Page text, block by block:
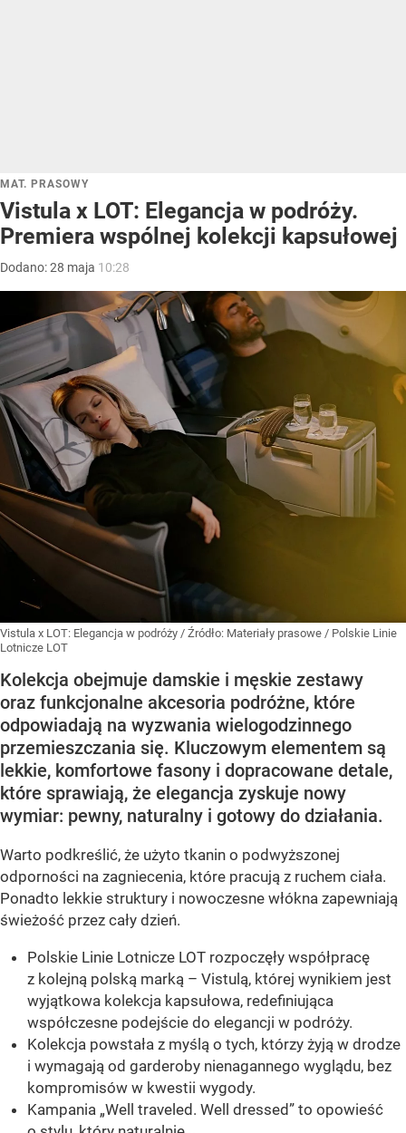
MAT. PRASOWY
Vistula x LOT: Elegancja w podróży.
Premiera wspólnej kolekcji kapsułowej
Dodano:28 maja 10:28
Vistula x LOT: Elegancja w podróży / Źródło: Materiały prasowe / Polskie Linie
Lotnicze LOT
Kolekcja obejmuje damskie i męskie zestawy
oraz funkcjonalne akcesoria podróżne, które
odpowiadają na wyzwania wielogodzinnego
przemieszczania się. Kluczowym elementem są
lekkie, komfortowe fasony i dopracowane detale,
które sprawiają, że elegancja zyskuje nowy
wymiar: pewny, naturalny i gotowy do działania.
Warto podkreślić, że użyto tkanin o podwyższonej
odporności na zagniecenia, które pracują z ruchem ciała.
Ponadto lekkie struktury i nowoczesne włókna zapewniają
świeżość przez cały dzień.
Polskie Linie Lotnicze LOT rozpoczęły współpracę
z kolejną polską marką – Vistulą, której wynikiem jest
wyjątkowa kolekcja kapsułowa, redefiniująca
współczesne podejście do elegancji w podróży.
Kolekcja powstała z myślą o tych, którzy żyją w drodze
i wymagają od garderoby nienagannego wyglądu, bez
kompromisów w kwestii wygody.
Kampania „Well traveled. Well dressed” to opowieść